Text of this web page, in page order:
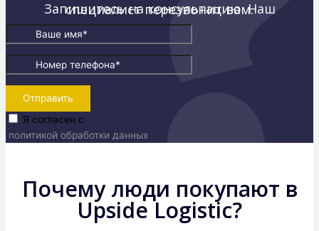
Запишитесь на консультацию. Наш специалист перезвонит вам.
Отправить
Я согласен с
политикой обработки данных
Почему люди покупают в
Upside Logistic?